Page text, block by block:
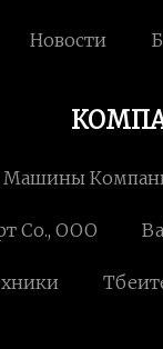
Новости
Машины
Co., ООО